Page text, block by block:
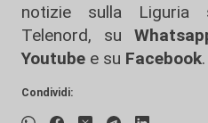
notizie sulla Liguria
Telenord, su
Youtube e su Facebook.
Condividi: